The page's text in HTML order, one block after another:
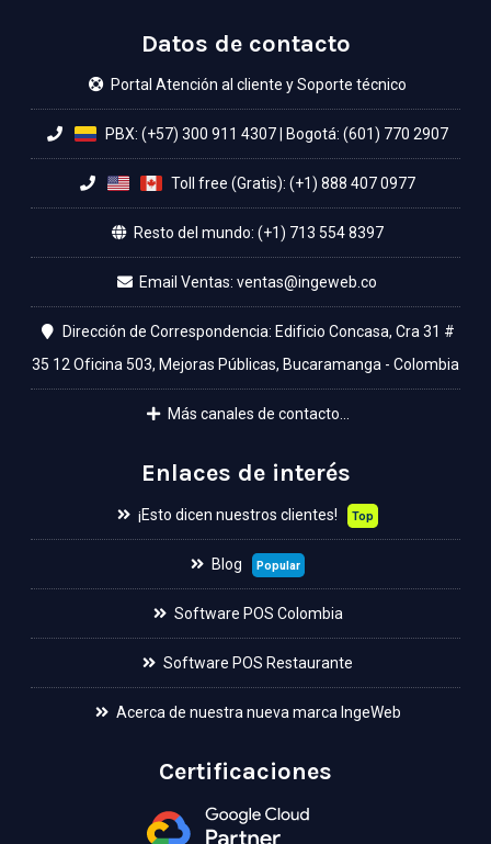
Datos de contacto
Portal Atención al cliente y Soporte técnico
PBX: (+57) 300 911 4307| Bogotá: (601) 770 2907
Toll free (Gratis): (+1) 888 407 0977
Resto del mundo: (+1) 713 554 8397
Email Ventas:
Dirección de Correspondencia: Edificio Concasa, Cra 31 #
35 12 Oficina 503, Mejoras Públicas, Bucaramanga - Colombia
Más canales de contacto...
Enlaces de interés
¡Esto dicen nuestros clientes! Top
Blog Popular
Software POS Colombia
Software POS Restaurante
Acerca de nuestra nueva marca IngeWeb
Certificaciones